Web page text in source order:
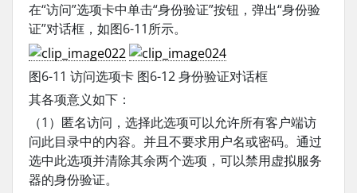
在“访问”选项卡中单击“身份验证”按钮，弹出“身份验
证”对话框，如图6-11所示。
图6-11 访问选项卡 图6-12 身份验证对话框
其各项意义如下：
（1）匿名访问，选择此选项可以允许所有客户端访
问此目录中的内容。并且不要求用户名或密码。通过
选中此选项并清除其余两个选项，可以禁用虚拟服务
器的身份验证。